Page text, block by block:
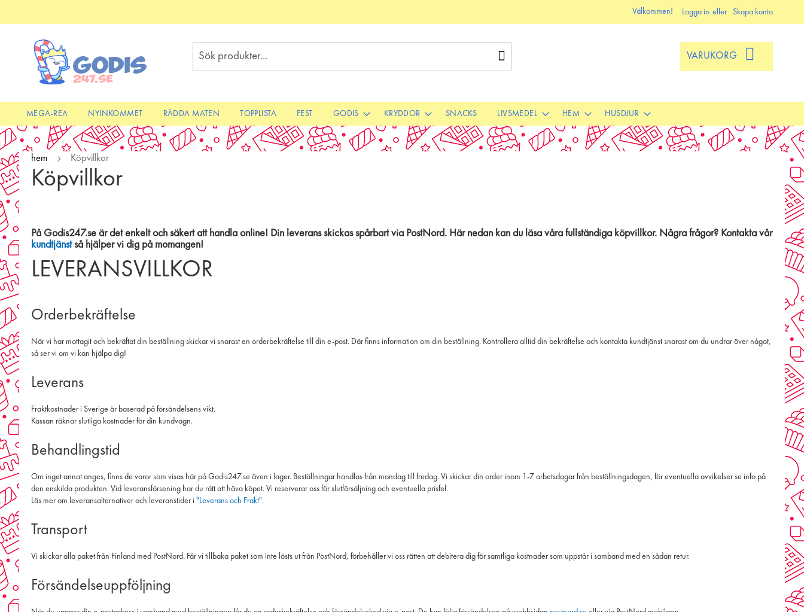
to
Välkommen! Logga in Skapa konto
VARUKORG
MEGA-REA NYINKOMMET RÄDDA MATEN TOPPLISTA FEST GODIS KRYDDOR SNACKS LIVSMEDEL HEM HUSDJUR
hem Köpvillkor
Köpvillkor
På Godis247.se är det enkelt och säkert att handla online! Din leverans skickas spårbart via PostNord. Här nedan kan du läsa våra fullständiga köpvillkor. Några frågor? Kontakta vår
kundtjänstså hjälper vi dig på momangen!
LEVERANSVILLKOR
Orderbekräftelse
När vi har mottagit och bekräftat din beställning skickar vi snarast en orderbekräftelse till din e-post. Där finns information om din beställning. Kontrollera alltid din bekräftelse och kontakta kundtjänst snarast om du undrar över något,
så ser vi om vi kan hjälpa dig!
Leverans
Fraktkostnader i Sverige är baserad på försändelsens vikt.
Kassan räknar slutliga kostnader för din kundvagn.
Behandlingstid
Om inget annat anges, finns de varor som visas här på Godis247.se även i lager. Beställningar handlas från mondag till fredag. Vi skickar din order inom 1-7 arbetsdagar från beställningsdagen, för eventuella avvikelser se info på
den enskilda produkten. Vid leveransförsening har du rätt att häva köpet. Vi reserverar oss för slutförsäljning och eventuella prisfel.
Läs mer om leveransalternativer och leveranstider i "Leverans och Frakt".
Transport
Vi skickar alla paket från Finland med PostNord. Får vi tillbaka paket som inte lösts ut från PostNord, förbehåller vi oss rätten att debitera dig för samtliga kostnader som uppstår i samband med en sådan retur.
Försändelseuppföljning